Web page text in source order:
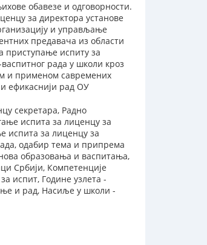
обавезе и одговорности.
за директора установе
и управљање
предавача из области
приступање испиту за
рада у школи кроз
и применом савремених
ефикаснији рад ОУ
секретара, Радно
испита за лиценцу за
испита за лиценцу за
одабир тема и припрема
образовања и васпитања,
Србији, Компетенције
испит, Године узлета -
и рад, Насиље у школи -